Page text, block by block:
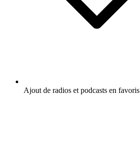
Ajout de radios et podcasts en favoris